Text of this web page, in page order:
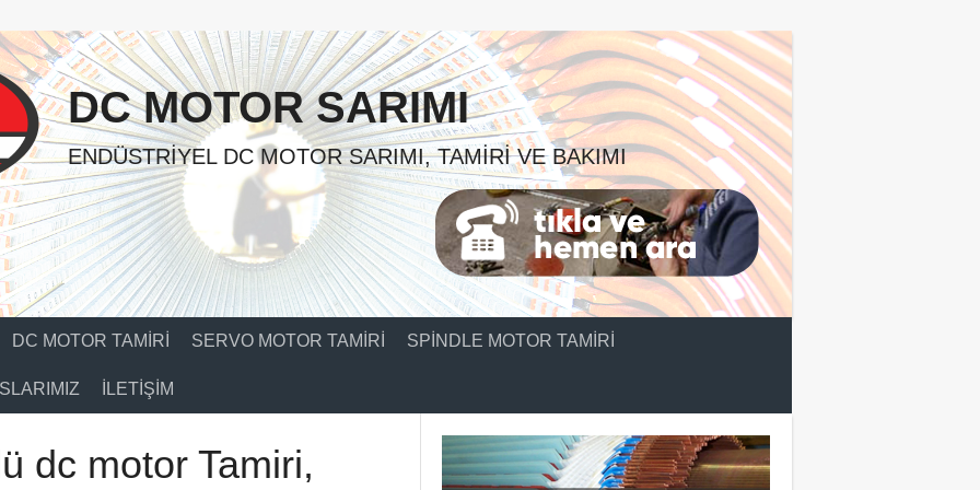
DC MOTOR SARIMI
ENDÜSTRIYEL DC MOTOR SARIMI, TAMIRI VE BAKIMI
DC MOTOR TAMIRI SERVO MOTOR TAMIRI SPINDLE MOTOR TAMIRI
İLETIŞIM
dc motor Tamiri,